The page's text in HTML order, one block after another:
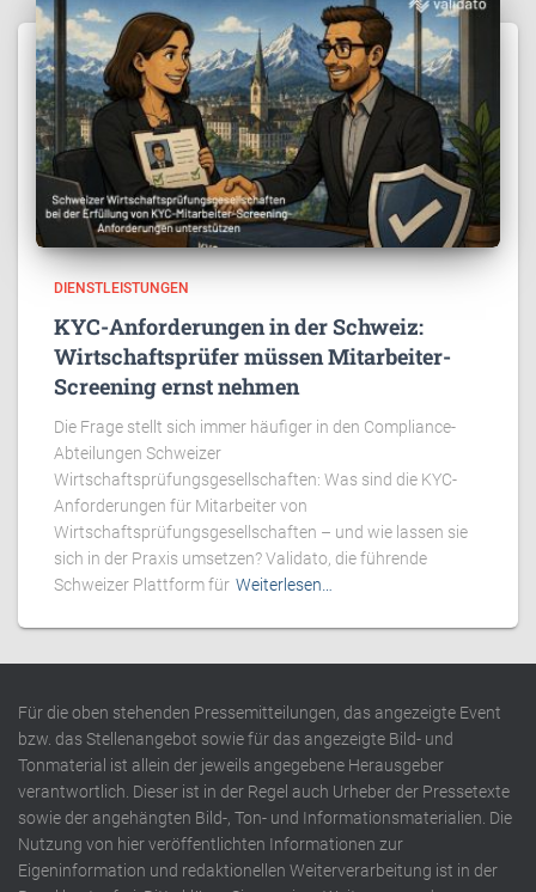
DIENSTLEISTUNGEN
KYC-Anforderungen in der Schweiz:
Wirtschaftsprüfer müssen Mitarbeiter-
Screening ernst nehmen
Die Frage stellt sich immer häufiger in den Compliance-
Abteilungen Schweizer
Wirtschaftsprüfungsgesellschaften: Was sind die KYC-
Anforderungen für Mitarbeiter von
Wirtschaftsprüfungsgesellschaften – und wie lassen sie
sich in der Praxis umsetzen? Validato, die führende
Schweizer Plattform für Weiterlesen…
Für die oben stehenden Pressemitteilungen, das angezeigte Event
bzw. das Stellenangebot sowie für das angezeigte Bild- und
Tonmaterial ist allein der jeweils angegebene Herausgeber
verantwortlich. Dieser ist in der Regel auch Urheber der Pressetexte
sowie der angehängten Bild-, Ton- und Informationsmaterialien. Die
Nutzung von hier veröffentlichten Informationen zur
Eigeninformation und redaktionellen Weiterverarbeitung ist in der